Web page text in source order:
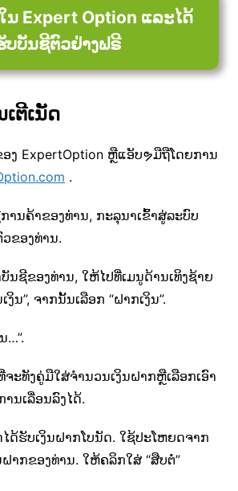
ນ Expert Option ແລະໄດ້
ບບັນຊີຕົວຢ່າງຟຣີ
ຕີເນັດ
ຂອງ ExpertOption ຫຼືແອັບຯມືຖືໂດຍການ
.
ການຄ້າຂອງທ່ານ, ກະລຸນາເຂົ້າສູ່ລະບົບ
ຂອງທ່ານ.
ບັນຊີຂອງທ່ານ, ໃຫ້ໄປທີ່ເມນູດ້ານເທິງຊ້າຍ
ນ”, ຈາກນັ້ນເລືອກ “ຝາກເງິນ”.
…”.
ຈະ​ທັງ​ຄູ່​ມື​ໃສ່​ຈໍາ​ນວນ​ເງິນ​ຝາກ​ຫຼື​ເລືອກ​ເອົາ​
ນ​ເລື່ອນ​ລົງ​ໄດ້​.
ດ້ຮັບເງິນຝາກໂບນັດ. ໃຊ້ປະໂຫຍດຈາກ
ຝາກຂອງທ່ານ. ໃຫ້ຄລິກໃສ່ “ສືບຕໍ່”